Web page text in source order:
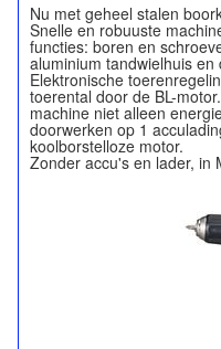
Nu met geheel stalen
Snelle en robuuste
functies: boren en
aluminium tandwielhuis
Elektronische
toerental door de BL-
machine niet alleen
doorwerken op 1
koolborstelloze motor.